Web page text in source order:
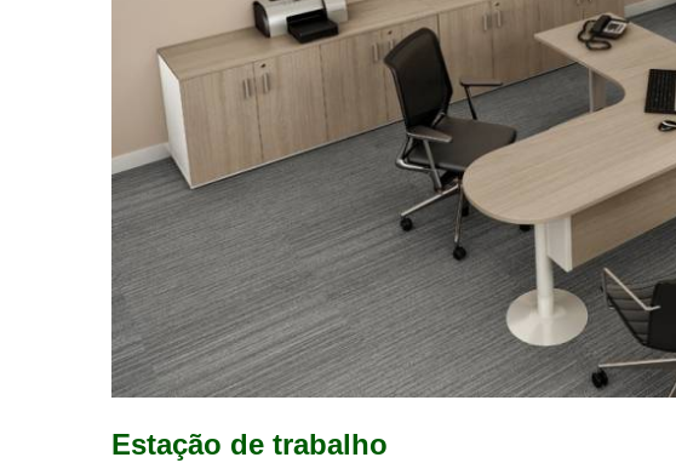
Estação de trabalho